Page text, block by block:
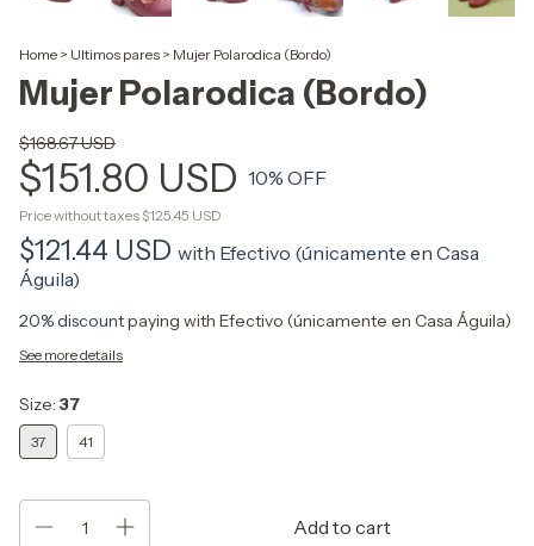
Home > Ultimos pares > Mujer Polarodica (Bordo)
Mujer Polarodica (Bordo)
$168.67 USD
$151.80 USD 10% OFF
Price without taxes $125.45 USD
$121.44 USD with Efectivo (únicamente en Casa
Águila)
20% discountpaying with Efectivo (únicamente en Casa Águila)
See more details
Size: 37
37 41